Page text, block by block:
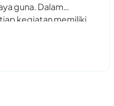
guna. Dalam
kegiatan memiliki